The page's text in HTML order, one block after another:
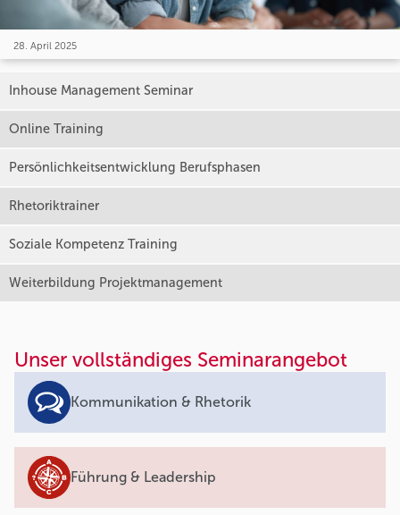
28. April 2025
Inhouse Management Seminar
Online Training
Persönlichkeitsentwicklung Berufsphasen
Rhetoriktrainer
Soziale Kompetenz Training
Weiterbildung Projektmanagement
Unser vollständiges Seminarangebot
Kommunikation & Rhetorik
Führung & Leadership